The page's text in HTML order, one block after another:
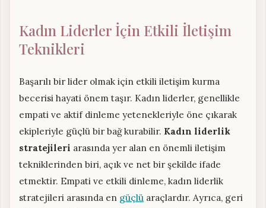
Kadın Liderler İçin Etkili İletişim
Teknikleri
Başarılı bir lider olmak için etkili iletişim kurma
becerisi hayati önem taşır. Kadın liderler, genellikle
empati ve aktif dinleme yetenekleriyle öne çıkarak
ekipleriyle güçlü bir bağ kurabilir. Kadın liderlik
stratejileri arasında yer alan en önemli iletişim
tekniklerinden biri, açık ve net bir şekilde ifade
etmektir. Empati ve etkili dinleme, kadın liderlik
stratejileri arasında en güçlü araçlardır. Ayrıca, geri